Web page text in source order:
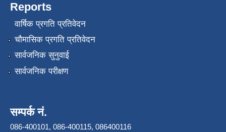
Reports
वार्षिक प्रगति प्रतिवेदन
चौमासिक प्रगति प्रतिवेदन
सार्वजनिक सुनुवाई
सार्वजनिक परीक्षण
सम्पर्क नं.
086-400101, 086-400115, 086400116